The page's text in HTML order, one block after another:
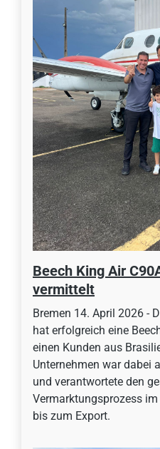
Beech King Air
vermittelt
Bremen 14. April 2026 -
hat erfolgreich eine
einen Kunden aus
Unternehmen war dabei
und verantwortete den
Vermarktungsprozess
bis zum Export.